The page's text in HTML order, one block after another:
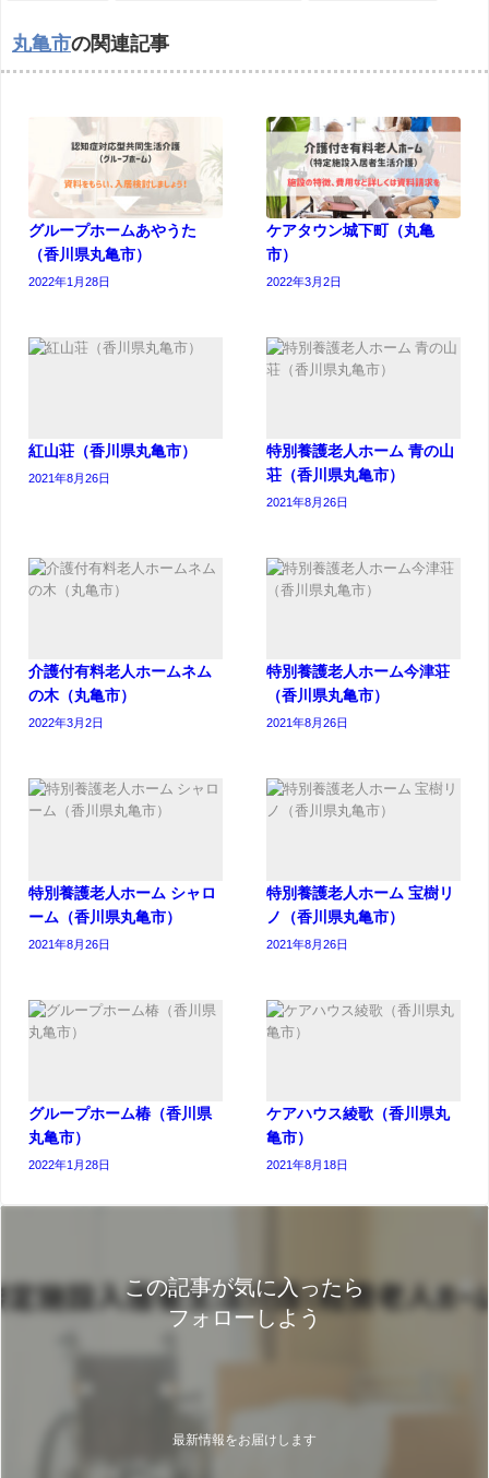
丸亀市の関連記事
グループホームあやうた
（香川県丸亀市）
2022年1月28日
ケアタウン城下町（丸亀
市）
2022年3月2日
紅山荘（香川県丸亀市）
2021年8月26日
特別養護老人ホーム 青の山
荘（香川県丸亀市）
2021年8月26日
介護付有料老人ホームネム
の木（丸亀市）
2022年3月2日
特別養護老人ホーム今津荘
（香川県丸亀市）
2021年8月26日
特別養護老人ホーム シャロ
ーム（香川県丸亀市）
2021年8月26日
特別養護老人ホーム 宝樹リ
ノ（香川県丸亀市）
2021年8月26日
グループホーム椿（香川県
丸亀市）
2022年1月28日
ケアハウス綾歌（香川県丸
亀市）
2021年8月18日
この記事が気に入ったら
フォローしよう
最新情報をお届けします